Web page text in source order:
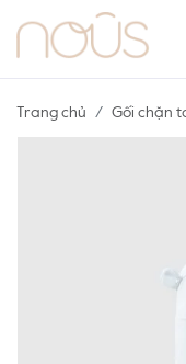
Trang chủ Gối chặn